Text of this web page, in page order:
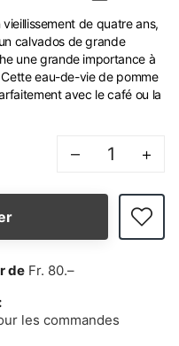
de quatre ans,
calvados de grande
une grande importance à
eau-de-vie de pomme
avec le café ou la
– +
de Fr. 80.–
les commandes